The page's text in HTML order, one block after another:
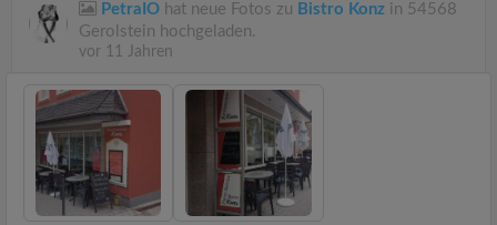
PetraIO hat neue Fotos zu Bistro Konz in 54568
Gerolstein hochgeladen.
vor 11 Jahren